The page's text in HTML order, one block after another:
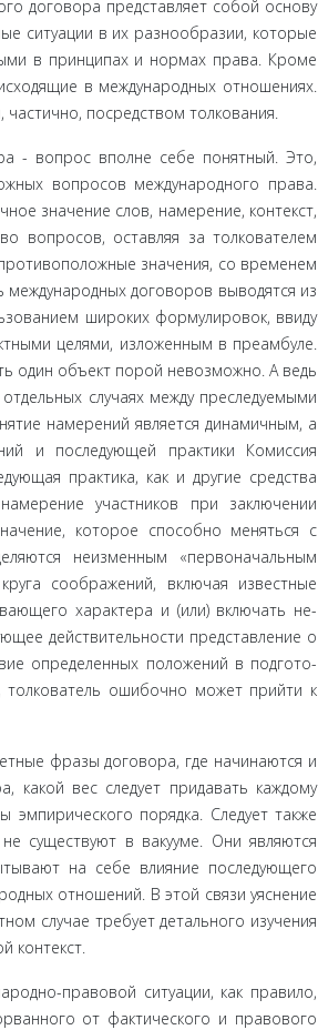
договора представляет собой основу
ситуации в их разнообразии, которые
в принципах и нормах права. Кроме
в международных отношениях.
посредством толкования.
- вопрос вполне себе понятный. Это,
вопросов международного права.
значение слов, намерение, кон­текст,
вопросов, оставляя за толкователем
значения, со време­нем
договоров выво­дятся из
широких формули­ровок, ввиду
целями, изложенным в преамбуле.
один объект порой невоз­можно. А ведь
случаях между преследуемыми
намерений явля­ется динамичным, а
и последующей прак­тики Комиссия
практика, как и другие средства
участников при заключении
которое способно менять­ся с
неизменным «первоначаль­ным
соображений, включая известные
характера и (или) включать не­
действительности представление о
определенных положений в подгото­
толкователь ошибочно может прийти к
фразы договора, где начинаются и
какой вес следует придавать каждому
порядка. Следует также
существуют в вакууме. Они являются
на себе влияние последующего
отношений. В этой связи уяснение
случае требует детального изучения
контекст.
правовой ситуации, как правило,
от фактического и право­вого